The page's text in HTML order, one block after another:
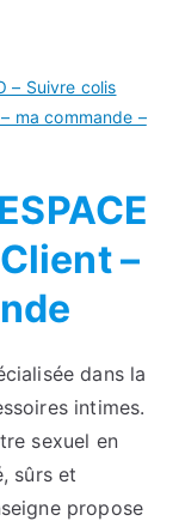
– Suivre colis
ma commande –
–
dans la
intimes.
sexuel en
sûrs et
propose